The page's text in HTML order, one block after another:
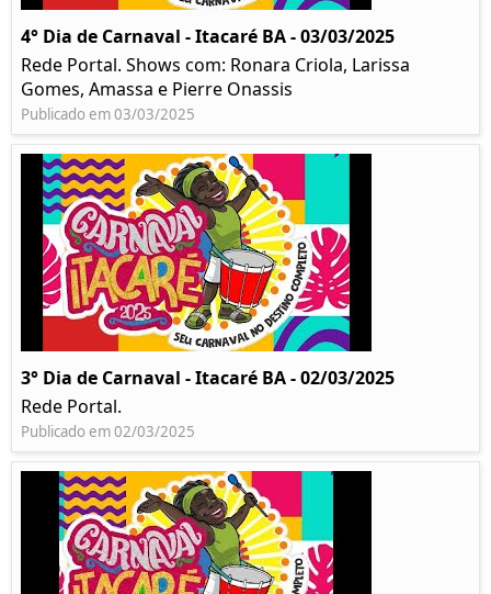
4° Dia de Carnaval - Itacaré BA - 03/03/2025
Rede Portal. Shows com: Ronara Criola, Larissa
Gomes, Amassa e Pierre Onassis
Publicado em 03/03/2025
3° Dia de Carnaval - Itacaré BA - 02/03/2025
Rede Portal.
Publicado em 02/03/2025